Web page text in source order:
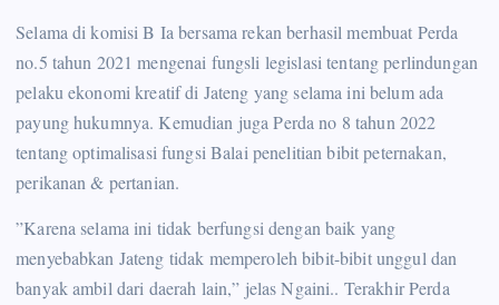
Selama di komisi B Ia bersama rekan berhasil membuat Perda
no.5 tahun 2021 mengenai fungsli legislasi tentang perlindungan
pelaku ekonomi kreatif di Jateng yang selama ini belum ada
payung hukumnya. Kemudian juga Perda no 8 tahun 2022
tentang optimalisasi fungsi Balai penelitian bibit peternakan,
perikanan & pertanian.
”Karena selama ini tidak berfungsi dengan baik yang
menyebabkan Jateng tidak memperoleh bibit-bibit unggul dan
banyak ambil dari daerah lain,” jelas Ngaini.. Terakhir Perda